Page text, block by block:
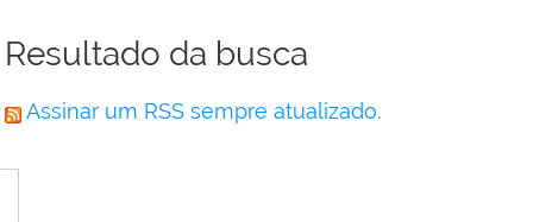
Resultado da busca
Assinar um RSS sempre atualizado.